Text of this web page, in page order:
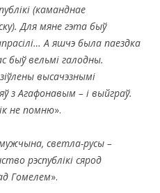
(каманднае
Для мяне гэта быў
А яшчэ была паездка
быў вельмі галодны.
высачэзнымі
з Агафонавым – і выйграў.
не помню».
светла-русы –
рэспублікі сярод
Гомелем».